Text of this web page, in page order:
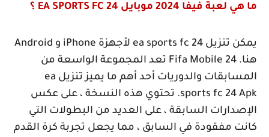
ما هي لعبة فيفا 2024 موبايل EA SPORTS FC 24 ؟
يمكن تنزيل ea sports fc 24 لأجهزة iPhone و Android
هنا. Fifa Mobile 24 تعد المجموعة الواسعة من
المسابقات والدوريات أحد أهم ما يميز تنزيل ea
sports fc 24 Apk. تحتوي هذه النسخة ، على عكس
الإصدارات السابقة ، على العديد من البطولات التي
كانت مفقودة في السابق ، مما يجعل تجربة كرة القدم